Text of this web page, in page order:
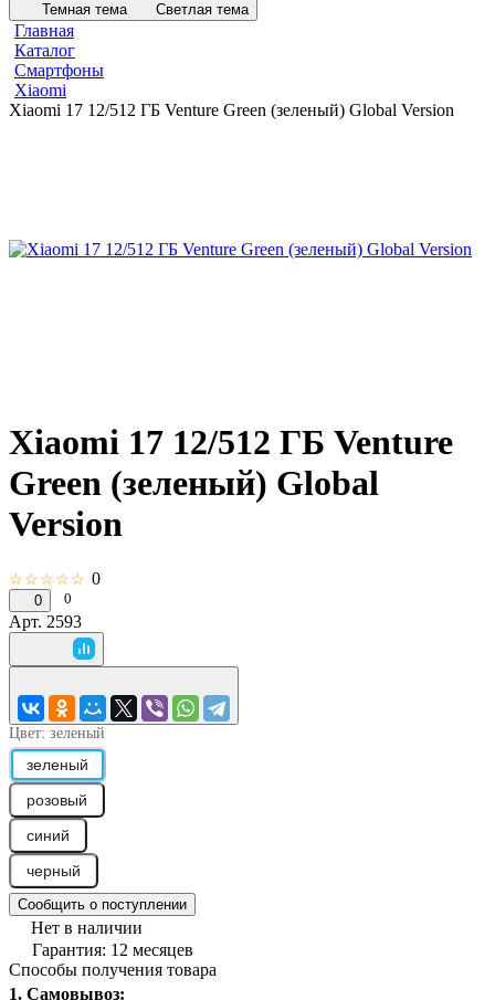
Темная тема Светлая тема
Главная
Каталог
Смартфоны
Xiaomi
Xiaomi 17 12/512 ГБ Venture Green (зеленый) Global Version
Xiaomi 17 12/512 ГБ Venture
Green (зеленый) Global
Version
☆☆☆☆☆ 0
0 0
Арт. 2593
Цвет: зеленый
зеленый
розовый
синий
черный
Сообщить о поступлении
Нет в наличии
Гарантия: 12 месяцев
Способы получения товара
1. Самовывоз: